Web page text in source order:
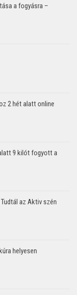
a fogyásra –
2 hét alatt online
9 kilót fogyott a
az Aktiv szén
helyesen